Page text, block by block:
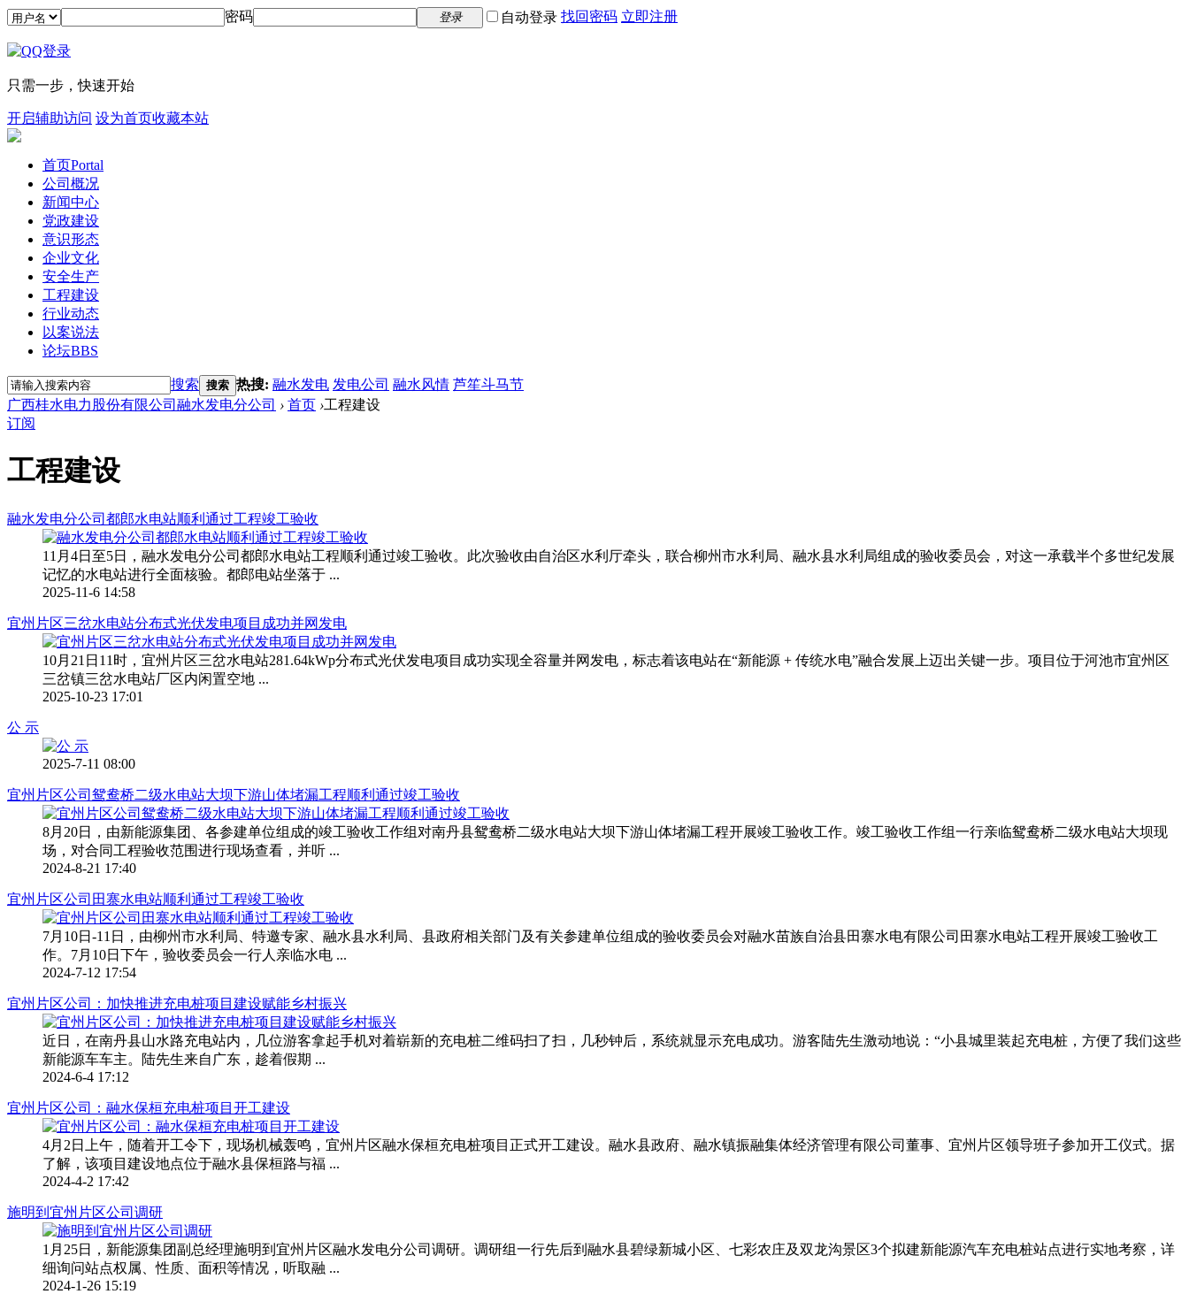
密码 登录 自动登录 找回密码 立即注册
只需一步，快速开始
开启辅助访问 设为首页收藏本站
首页Portal
公司概况
新闻中心
党政建设
意识形态
企业文化
安全生产
工程建设
行业动态
以案说法
论坛BBS
搜索 搜索 热搜: 融水发电 发电公司 融水风情 芦笙斗马节
广西桂水电力股份有限公司融水发电分公司 › 首页 ›工程建设
订阅
工程建设
融水发电分公司都郎水电站顺利通过工程竣工验收
11月4日至5日，融水发电分公司都郎水电站工程顺利通过竣工验收。此次验收由自治区水利厅牵头，联合柳州市水利局、融水县水利局组成的验收委员会，对这一承载半个多世纪发展
记忆的水电站进行全面核验。都郎电站坐落于 ...
2025-11-6 14:58
宜州片区三岔水电站分布式光伏发电项目成功并网发电
10月21日11时，宜州片区三岔水电站281.64kWp分布式光伏发电项目成功实现全容量并网发电，标志着该电站在“新能源 + 传统水电”融合发展上迈出关键一步。​项目位于河池市宜州区
三岔镇三岔水电站厂区内闲置空地 ...
2025-10-23 17:01
公 示
2025-7-11 08:00
宜州片区公司鸳鸯桥二级水电站大坝下游山体堵漏工程顺利通过竣工验收
8月20日，由新能源集团、各参建单位组成的竣工验收工作组对南丹县鸳鸯桥二级水电站大坝下游山体堵漏工程开展竣工验收工作。竣工验收工作组一行亲临鸳鸯桥二级水电站大坝现
场，对合同工程验收范围进行现场查看，并听 ...
2024-8-21 17:40
宜州片区公司田寨水电站顺利通过工程竣工验收
7月10日-11日，由柳州市水利局、特邀专家、融水县水利局、县政府相关部门及有关参建单位组成的验收委员会对融水苗族自治县田寨水电有限公司田寨水电站工程开展竣工验收工
作。7月10日下午，验收委员会一行人亲临水电 ...
2024-7-12 17:54
宜州片区公司：加快推进充电桩项目建设赋能乡村振兴
近日，在南丹县山水路充电站内，几位游客拿起手机对着崭新的充电桩二维码扫了扫，几秒钟后，系统就显示充电成功。游客陆先生激动地说：“小县城里装起充电桩，方便了我们这些
新能源车车主。陆先生来自广东，趁着假期 ...
2024-6-4 17:12
宜州片区公司：融水保桓充电桩项目开工建设
4月2日上午，随着开工令下，现场机械轰鸣，宜州片区融水保桓充电桩项目正式开工建设。融水县政府、融水镇振融集体经济管理有限公司董事、宜州片区领导班子参加开工仪式。据
了解，该项目建设地点位于融水县保桓路与福 ...
2024-4-2 17:42
施明到宜州片区公司调研
1月25日，新能源集团副总经理施明到宜州片区融水发电分公司调研。调研组一行先后到融水县碧绿新城小区、七彩农庄及双龙沟景区3个拟建新能源汽车充电桩站点进行实地考察，详
细询问站点权属、性质、面积等情况，听取融 ...
2024-1-26 15:19